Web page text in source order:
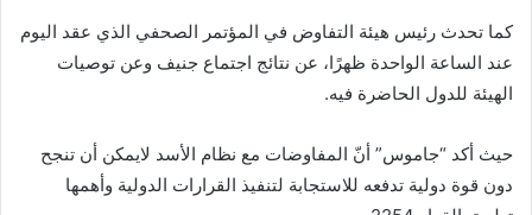
كما تحدث رئيس هيئة التفاوض في المؤتمر الصحفي الذي عقد اليوم
عند الساعة الواحدة ظهرًا، عن نتائج اجتماع جنيف وعن توصيات
الهيئة للدول الحاضرة فيه.
حيث أكد “جاموس” أنّ المفاوضات مع نظام الأسد لايمكن أن تنجح
دون قوة دولية تدفعه للاستجابة لتنفيذ القرارات الدولية وأهمها